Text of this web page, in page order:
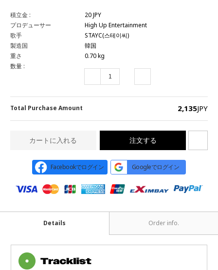
積立金 :
20 JPY
プロデューサー
High Up Entertainment
歌手
STAYC(스테이씨)
製造国
韓国
重さ
0.70 kg
数量 :
Total Purchase Amount 2,135JPY
カートに入れる 注文する
Facebookでログイン Googleでログイン
Details Order info.